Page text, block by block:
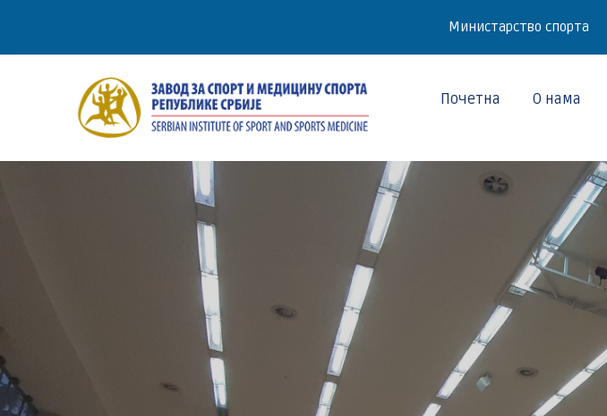
Министарство спорта
Почетна О нама